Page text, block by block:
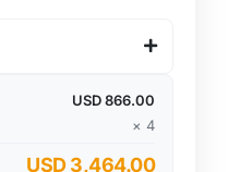
USD 866.00
× 4
USD 3,464.00